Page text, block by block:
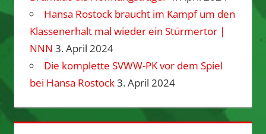
Hansa Rostock braucht im Kampf um den
Klassenerhalt mal wieder ein Stürmertor |
NNN 3. April 2024
Die komplette SVWW-PK vor dem Spiel
bei Hansa Rostock3. April 2024